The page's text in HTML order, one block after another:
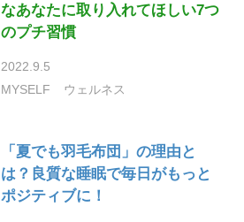
なあなたに取り入れてほしい7つ
のプチ習慣
2022.9.5
MYSELF
ウェルネス
「夏でも羽毛布団」の理由と
は？良質な睡眠で毎日がもっと
ポジティブに！